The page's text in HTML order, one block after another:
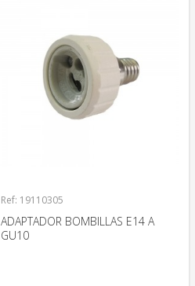
Ref: 19110305
ADAPTADOR BOMBILLAS E14 A
GU10